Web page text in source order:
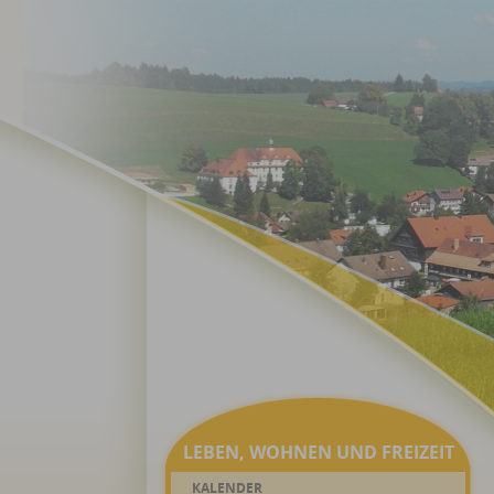
LEBEN, WOHNEN UND FREIZEIT
KALENDER